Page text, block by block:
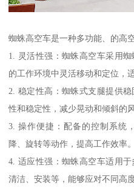
蜘蛛高空车是一种多功能、的高
1. 灵活性强：蜘蛛高空车采用
的工作环境中灵活移动和定位，
2. 稳定性高：蜘蛛式支腿提供
性和稳定性，减少晃动和倾斜的风
3. 操作便捷：配备的控制系统
降、旋转等动作，提高工作效率。
4. 适应性强：蜘蛛高空车适用于
清洁、安装等，能够应对不同高